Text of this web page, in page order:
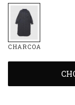
CHARCOAL